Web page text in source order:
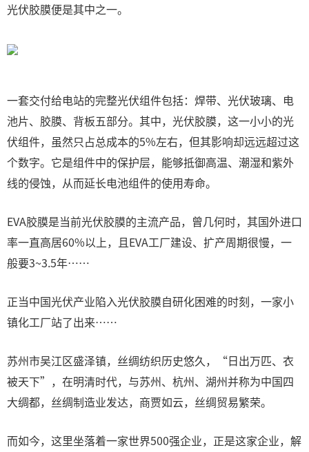
光伏胶膜便是其中之一。
一套交付给电站的完整光伏组件包括：焊带、光伏玻璃、电
池片、胶膜、背板五部分。其中，光伏胶膜，这一小小的光
伏组件，虽然只占总成本的5%左右，但其影响却远远超过这
个数字。它是组件中的保护层，能够抵御高温、潮湿和紫外
线的侵蚀，从而延长电池组件的使用寿命。
EVA胶膜是当前光伏胶膜的主流产品，曾几何时，其国外进口
率一直高居60%以上，且EVA工厂建设、扩产周期很慢，一
般要3~3.5年……
正当中国光伏产业陷入光伏胶膜自研化困难的时刻，一家小
镇化工厂站了出来……
苏州市吴江区盛泽镇，丝绸纺织历史悠久，“日出万匹、衣
被天下”，在明清时代，与苏州、杭州、湖州并称为中国四
大绸都，丝绸制造业发达，商贾如云，丝绸贸易繁荣。
而如今，这里坐落着一家世界500强企业，正是这家企业，解